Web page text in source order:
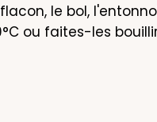
le bol,
ou faites-les